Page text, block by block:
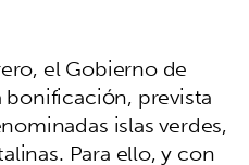
el Gobierno de
bonificación, prevista
islas verdes,
Para ello, y con